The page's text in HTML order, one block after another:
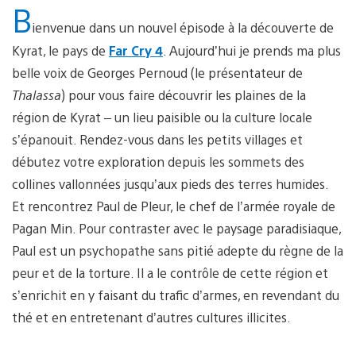
Bienvenue dans un nouvel épisode à la découverte de
Kyrat, le pays de Far Cry 4 . Aujourd’hui je prends ma plus
belle voix de Georges Pernoud (le présentateur de
Thalassa) pour vous faire découvrir les plaines de la
région de Kyrat – un lieu paisible ou la culture locale
s’épanouit. Rendez-vous dans les petits villages et
débutez votre exploration depuis les sommets des
collines vallonnées jusqu’aux pieds des terres humides.
Et rencontrez Paul de Pleur, le chef de l’armée royale de
Pagan Min. Pour contraster avec le paysage paradisiaque,
Paul est un psychopathe sans pitié adepte du règne de la
peur et de la torture. Il a le contrôle de cette région et
s’enrichit en y faisant du trafic d’armes, en revendant du
thé et en entretenant d’autres cultures illicites.